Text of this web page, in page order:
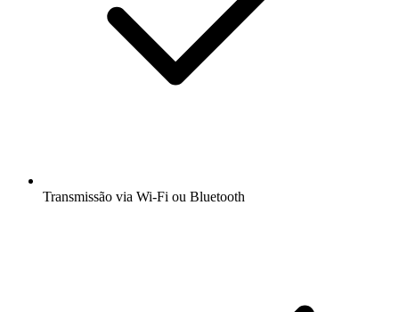
Transmissão via Wi-Fi ou Bluetooth